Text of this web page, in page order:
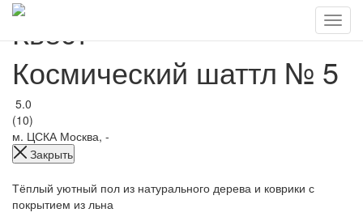
Квест
Космический шаттл № 5
5.0
(10)
м. ЦСКА Москва, -
Закрыть
Тёплый уютный пол из натурального дерева и коврики с
покрытием из льна